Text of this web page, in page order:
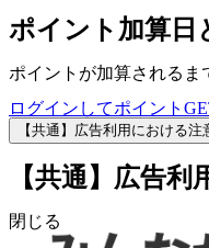
ポイント加算日
ポイントが加算されるま
ログインしてポイント
【共通】広告利用における注
【共通】広告
閉じる